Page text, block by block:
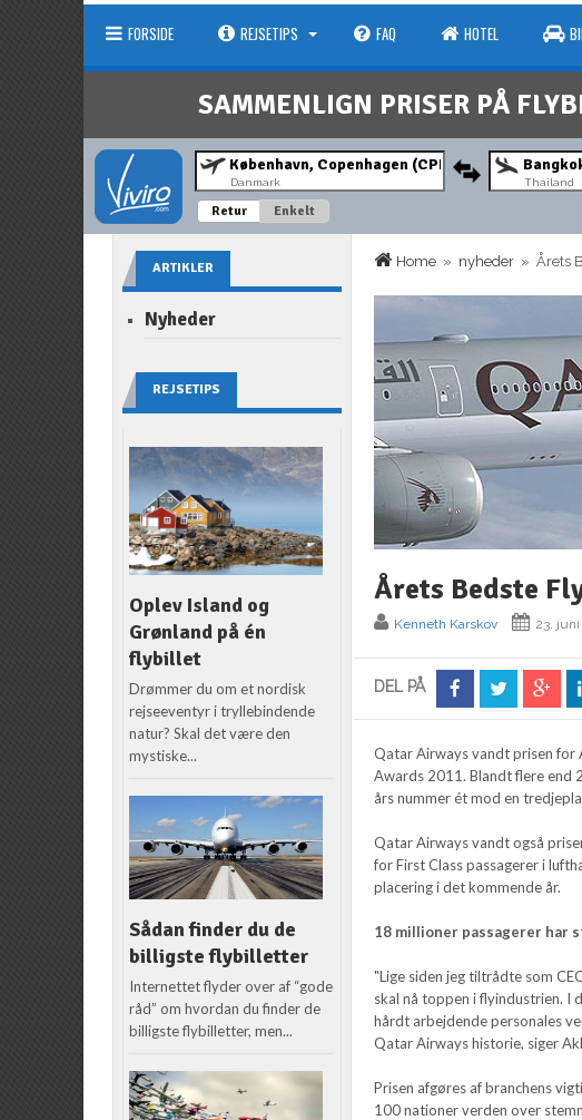
FORSIDE REJSETIPS FAQ HOTEL
SAMMENLIGN PRISER PÅ
Danmark Thailand
Retur Enkelt
Home » nyheder » Årets
Årets Bedste
Kenneth Karskov 23. juni
DEL PÅ
Qatar Airways vandt prisen for
Awards 2011. Blandt flere end
års nummer ét mod en
Qatar Airways vandt også
for First Class passagerer i
placering i det kommende år.
18 millioner passagerer har
"Lige siden jeg tiltrådte som
skal nå toppen i flyindustrien. I
hårdt arbejdende personales
Qatar Airways historie, siger
Prisen afgøres af branchens
100 nationer verden over
ARTIKLER
Nyheder
REJSETIPS
Oplev Island og
Grønland på én
flybillet
Drømmer du om et nordisk
rejseeventyr i tryllebindende
natur? Skal det være den
mystiske...
Sådan finder du de
billigste flybilletter
Internettet flyder over af “gode
råd” om hvordan du finder de
billigste flybilletter, men...